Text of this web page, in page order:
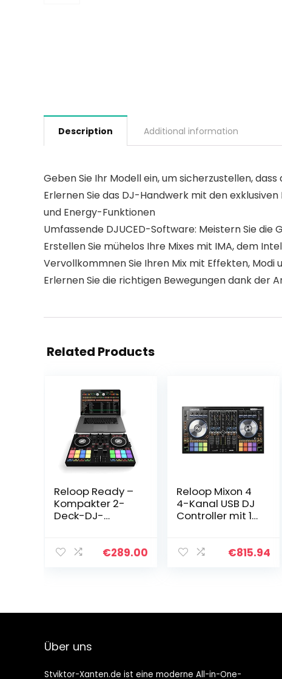
Description Additional information
Geben Sie Ihr Modell ein, um sicherzustellen,
Erlernen Sie das DJ-Handwerk mit den
und Energy-Funktionen
Umfassende DJUCED-Software: Meistern Sie
Erstellen Sie mühelos Ihre Mixes mit IMA, dem
Vervollkommnen Sie Ihren Mix mit Effekten, Modi
Erlernen Sie die richtigen Bewegungen dank der
Related Products
Reloop Ready –
Kompakter 2-
Deck-DJ-
(inklusive) & DJ
€289.00
Reloop Mixon 4
4-Kanal USB DJ
Controller mit 16
Drumpads€815.94
Über uns
Stviktor-Xanten.de ist eine moderne All-in-One-